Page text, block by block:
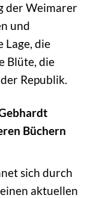
der Weimarer
und
Lage, die
Blüte, die
Republik.
Büchern
sich durch
aktuellen